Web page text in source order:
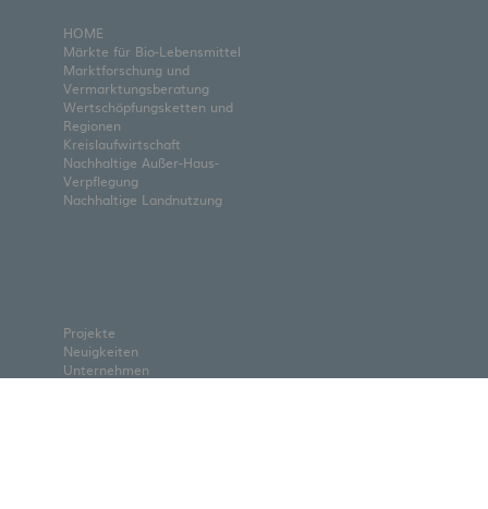
HOME
Märkte für Bio-Lebensmittel
Marktforschung und
Vermarktungsberatung
Wertschöpfungsketten und
Regionen
Kreislaufwirtschaft
Nachhaltige Außer-Haus-
Verpflegung
Nachhaltige Landnutzung
Projekte
Neuigkeiten
Unternehmen